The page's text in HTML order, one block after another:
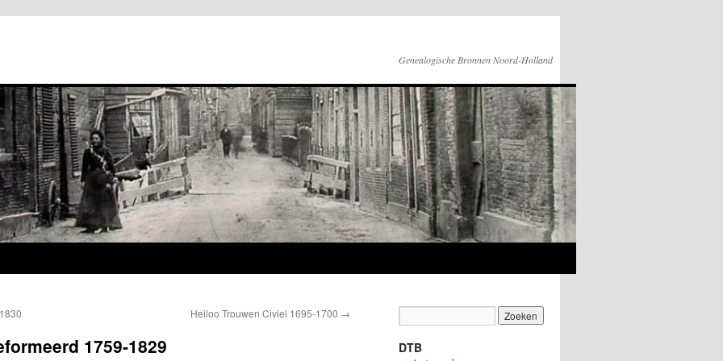
Genealogische Bronnen Noord-Holland
Heiloo Trouwen Civiel 1695-1700 →
1759-1829 DTB